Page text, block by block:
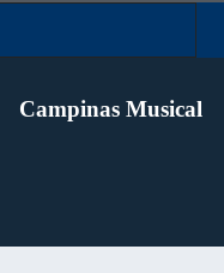
Campinas Musical